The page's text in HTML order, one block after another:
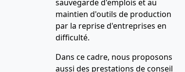
sauvegarde d'emplois et au
maintien d'outils de production
par la reprise d'entreprises en
difficulté.
Dans ce cadre, nous proposons
aussi des prestations de conseil